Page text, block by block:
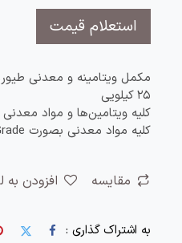
استعلام قیمت
مکمل ویتامینه و معدنی
۲۵ کیلویی
کلیه ویتامین‌ها و مواد
کلیه مواد معدنی بصورت Feed Grade می‌باشند.
مقایسه افزودن
به اشتراک گذاری :